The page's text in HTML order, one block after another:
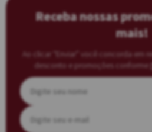
Receba nossas
mais!
Ao clicar “Enviar” você concorda em
desconto e promoções conforme